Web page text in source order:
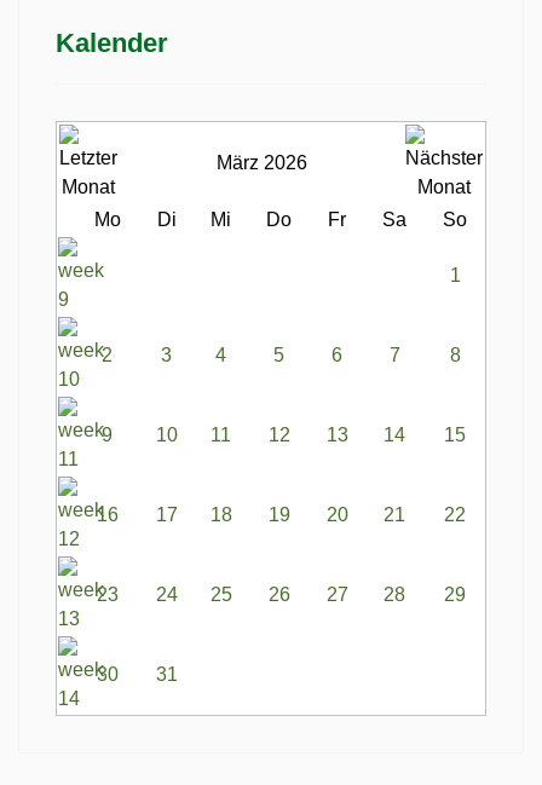
Kalender
März 2026
Mo Di Mi Do Fr Sa So
1
2 3 4 5 6 7 8
9 10 11 12 13 14 15
16 17 18 19 20 21 22
23 24 25 26 27 28 29
30 31